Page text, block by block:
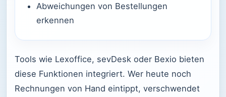
Abweichungen von Bestellungen
erkennen
Tools wie Lexoffice, sevDesk oder Bexio bieten
diese Funktionen integriert. Wer heute noch
Rechnungen von Hand eintippt, verschwendet